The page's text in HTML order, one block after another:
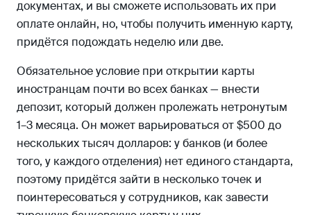
документах, и вы сможете использовать их при
оплате онлайн, но, чтобы получить именную карту,
придётся подождать неделю или две.
Обязательное условие при открытии карты
иностранцам почти во всех банках — внести
депозит, который должен пролежать нетронутым
1–3 месяца. Он может варьироваться от $500 до
нескольких тысяч долларов: у банков (и более
того, у каждого отделения) нет единого стандарта,
поэтому придётся зайти в несколько точек и
поинтересоваться у сотрудников, как завести